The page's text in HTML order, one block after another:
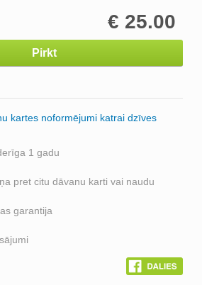
€ 25.00
Pirkt
kartes noformējumi katrai dzīves
1 gadu
pret citu dāvanu karti vai naudu
garantija